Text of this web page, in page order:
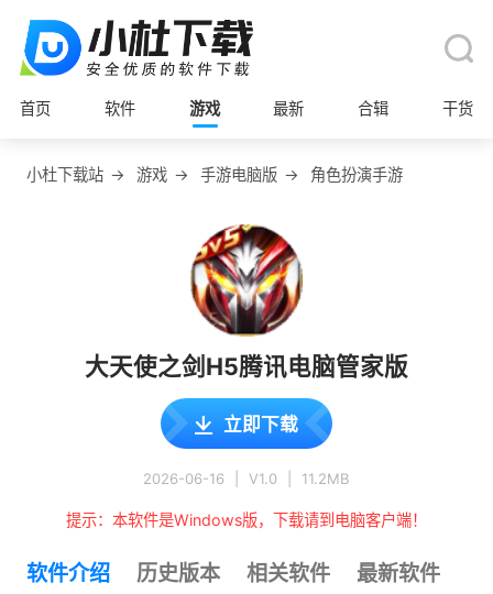
首页 软件 游戏 最新 合辑 干货
小杜下载站 → 游戏 → 手游电脑版 → 角色扮演手游
大天使之剑H5腾讯电脑管家版
立即下载
2026-06-16 V1.0 11.2MB
提示：本软件是Windows版，下载请到电脑客户端！
软件介绍 历史版本 相关软件 最新软件